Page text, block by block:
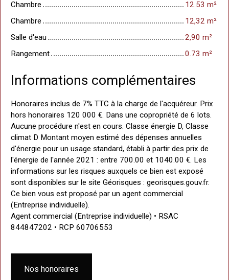
Chambre
12.53 m²
Chambre
12,32 m²
Salle d'eau
2,90 m²
Rangement
0.73 m²
Informations complémentaires
Honoraires inclus de 7% TTC à la charge de l'acquéreur. Prix
hors honoraires 120 000 €. Dans une copropriété de 6 lots.
Aucune procédure n'est en cours. Classe énergie D, Classe
climat D Montant moyen estimé des dépenses annuelles
d'énergie pour un usage standard, établi à partir des prix de
l'énergie de l'année 2021 : entre 700.00 et 1040.00 €. Les
informations sur les risques auxquels ce bien est exposé
sont disponibles sur le site Géorisques : georisques.gouv.fr.
Ce bien vous est proposé par un agent commercial
(Entreprise individuelle).
Agent commercial (Entreprise individuelle) • RSAC
844847202 • RCP 60706553
Nos honoraires